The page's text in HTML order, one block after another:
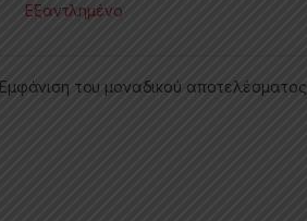
Εξαντλημένο
Εμφάνιση του μοναδικού αποτελέσματος